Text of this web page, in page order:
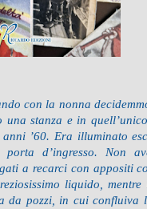
con la nonna
una stanza e in
’60. Era illuminato
porta d’ingresso. Non
a recarci con appositi
liquido,
da pozzi, in cui confluiva